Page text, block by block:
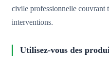
civile professionnelle couvrant
interventions.
Utilisez-vous des